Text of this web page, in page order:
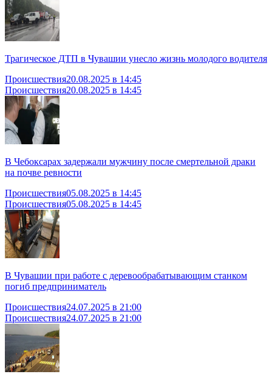
Трагическое ДТП в Чувашии унесло жизнь молодого водителя
Происшествия20.08.2025 в 14:45
Происшествия20.08.2025 в 14:45
В Чебоксарах задержали мужчину после смертельной драки
на почве ревности
Происшествия05.08.2025 в 14:45
Происшествия05.08.2025 в 14:45
В Чувашии при работе с деревообрабатывающим станком
погиб предприниматель
Происшествия24.07.2025 в 21:00
Происшествия24.07.2025 в 21:00